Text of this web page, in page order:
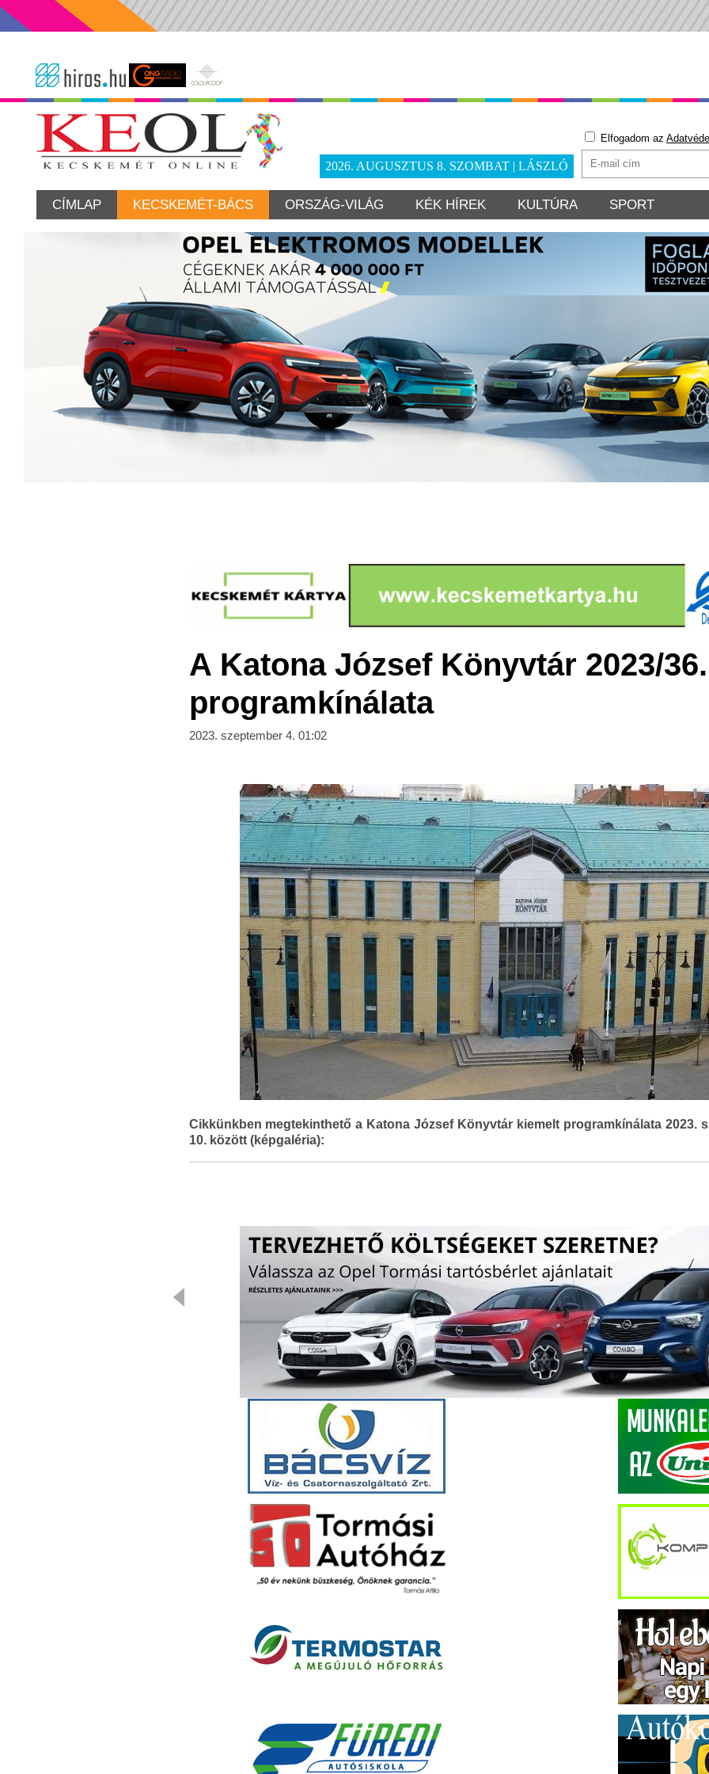
2026. AUGUSZTUS 8. SZOMBAT | LÁSZLÓ
Elfogadom az
CÍMLAP KECSKEMÉT-BÁCS ORSZÁG-VILÁG KÉK HÍREK KULTÚRA SPORT
A Katona József Könyvtár 2023/
programkínálata
2023. szeptember 4. 01:02
Cikkünkben megtekinthető a Katona József Könyvtár kiemelt programkínálata 2023.
10. között (képgaléria):